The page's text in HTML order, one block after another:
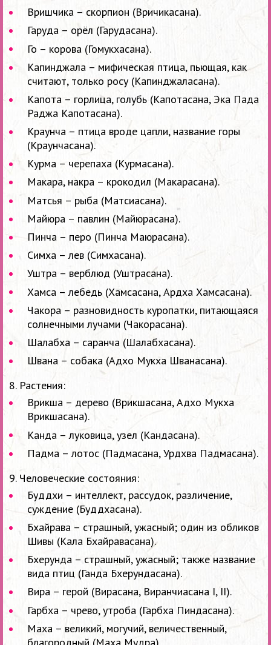
Вришчика – скорпион (Вричикасана).
Гаруда – орёл (Гарудасана).
Го – корова (Гомукхасана).
Капинджала – мифическая птица, пьющая, как
считают, только росу (Капинджаласана).
Капота – горлица, голубь (Капотасана, Эка Пада
Раджа Капотасана).
Краунча – птица вроде цапли, название горы
(Краунчасана).
Курма – черепаха (Курмасана).
Макара, накра – крокодил (Макарасана).
Матсья – рыба (Матсиасана).
Майюра – павлин (Майюрасана).
Пинча – перо (Пинча Маюрасана).
Симха – лев (Симхасана).
Уштра – верблюд (Уштрасана).
Хамса – лебедь (Хамсасана, Ардха Хамсасана).
Чакора – разновидность куропатки, питающаяся
солнечными лучами (Чакорасана).
Шалабха – саранча (Шалабхасана).
Швана – собака (Адхо Мукха Шванасана).
8. Растения:
Врикша – дерево (Врикшасана, Адхо Мукха
Врикшасана).
Канда – луковица, узел (Кандасана).
Падма – лотос (Падмасана, Урдхва Падмасана).
9. Человеческие состояния:
Буддхи – интеллект, рассудок, различение,
суждение (Буддхасана).
Бхайрава – страшный, ужасный; один из обликов
Шивы (Кала Бхайравасана).
Бхерунда – страшный, ужасный; также название
вида птиц (Ганда Бхерундасана).
Вира – герой (Вирасана, Виранчиасана I, II).
Гарбха – чрево, утроба (Гарбха Пиндасана).
Маха – великий, могучий, величественный,
благородный (Маха Мудра).